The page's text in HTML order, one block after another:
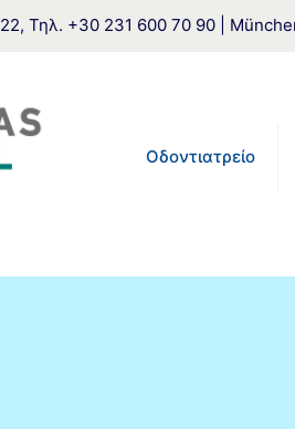
Τηλ. +30 231 600 70 90 |
Οδοντιατρείο